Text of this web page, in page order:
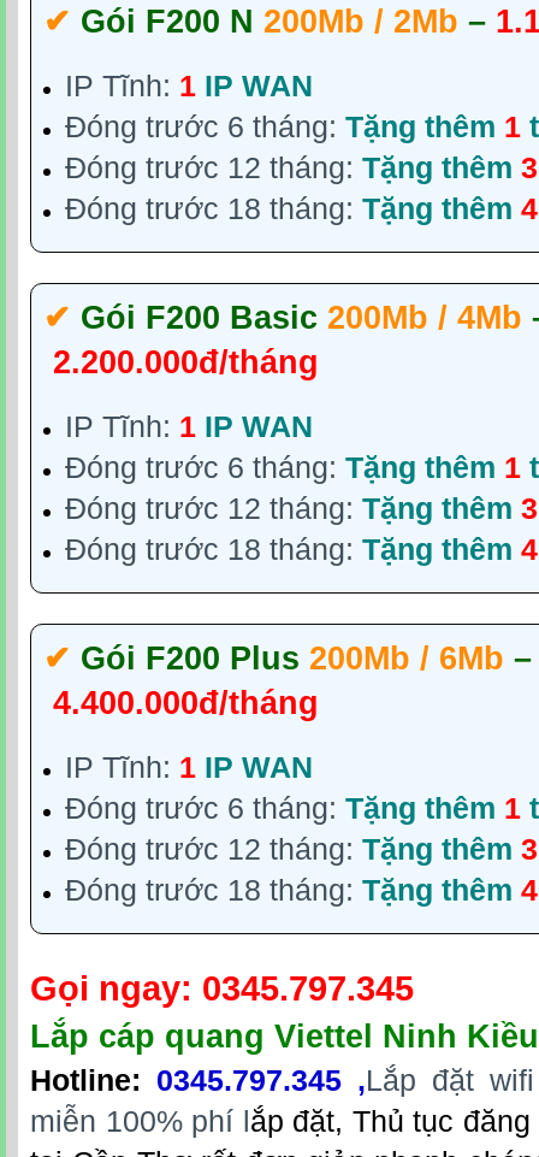
✔‎ Gói F200 N 200Mb / 2Mb –
IP Tĩnh: 1 IP WAN
Đóng trước 6 tháng: Tặng thêm 1
Đóng trước 12 tháng: Tặng thêm 3
Đóng trước 18 tháng: Tặng thêm 4
✔‎ Gói F200 Basic 200Mb / 4Mb
2.200.000đ/tháng
IP Tĩnh: 1 IP WAN
Đóng trước 6 tháng: Tặng thêm 1
Đóng trước 12 tháng: Tặng thêm 3
Đóng trước 18 tháng: Tặng thêm 4
✔‎ Gói F200 Plus 200Mb / 6Mb –
4.400.000đ/tháng
IP Tĩnh: 1 IP WAN
Đóng trước 6 tháng: Tặng thêm 1
Đóng trước 12 tháng: Tặng thêm 3
Đóng trước 18 tháng: Tặng thêm 4
Gọi ngay: 0345.797.345
Lắp cáp quang Viettel Ninh
Hotline: 0345.797.345 ,Lắp đặt
miễn 100% phí l ắp đặt, Thủ tục